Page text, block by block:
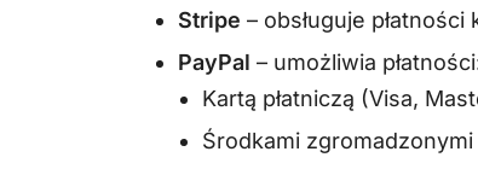
Stripe – obsługuje
PayPal – umożliwia
Kartą płatniczą (Visa,
Środkami